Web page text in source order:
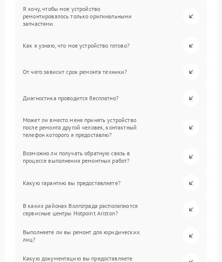
Я хочу, чтобы мое устройство
ремонтировалось только оригинальными
запчастями.
Как я узнаю, что мое устройство готово?
От чего зависит срок ремонта техники?
Диагностика проводится бесплатно?
Может ли вместо меня принять устройство
после ремонта другой человек, контактный
телефон которого я предоставлю?
Возможно ли получать обратную связь в
процессе выполнения ремонтных работ?
Какую гарантию вы предоставляете?
В каких районах Волгограда располагаются
сервисные центры Hotpoint Ariston?
Выполняете ли вы ремонт для юридических
лиц?
Какую документацию вы предоставляете